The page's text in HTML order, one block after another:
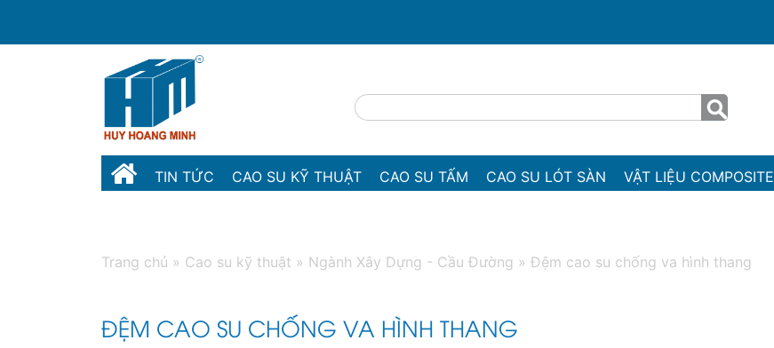
TIN TỨC CAO SU KỸ THUẬT CAO SU TẤM CAO SU LÓT SÀN VẬT LIỆU COMPOSITE
Trang chủ » Cao su kỹ thuật » Ngành Xây Dựng - Cầu Đường » Đệm cao su chống va hình thang
ĐỆM CAO SU CHỐNG VA HÌNH THANG